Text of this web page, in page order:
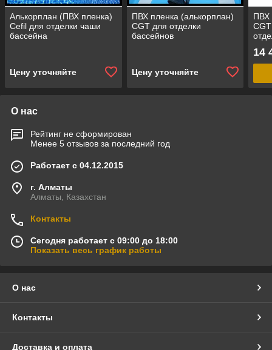
Алькорплан (ПВХ пленка)
Cefil для отделки чаши
бассейна
Цену уточняйте
ПВХ пленка (алькорплан)
CGT для отделки
бассейнов
Цену уточняйте
ПВХ
14
О нас
Рейтинг не сформирован
Менее 5 отзывов за последний год
Работает с 04.12.2015
г. Алматы
Алматы, Казахстан
Контакты
Сегодня работает с 09:00 до 18:00
Показать весь график работы
О нас
Контакты
Доставка и оплата